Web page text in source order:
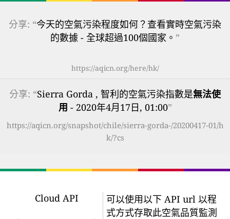
分享: “今天的空氣污染程度如何？查看實時空氣污染
的數據 - 全球超過100個國家。 ”
https://aqicn.org/here/hk/
分享: “Sierra Gorda , 智利的空氣污染指數是無法使
用 - 2020年4月17日, 01:00”
https://aqicn.org/snapshot/chile/sierra-gorda-/20200417-01/h
k/?cs
Cloud API
可以使用以下 API url 以程
式方式存取此空氣品質監測